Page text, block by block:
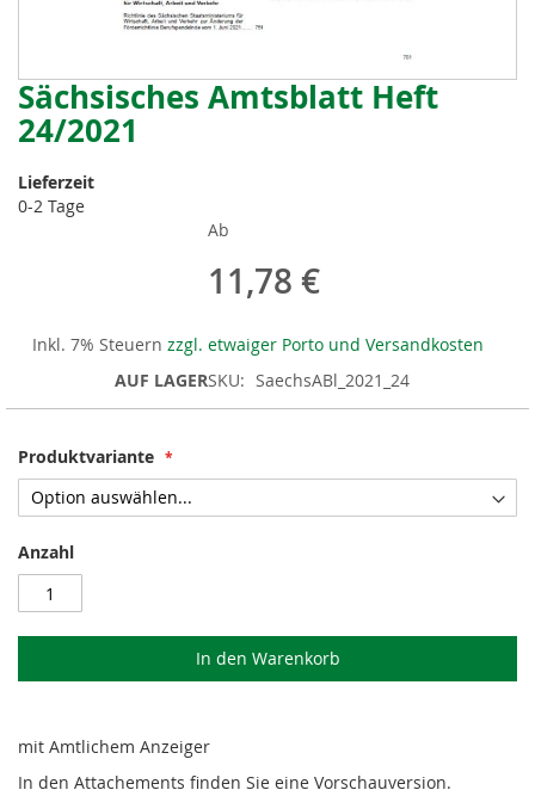
Sächsisches Amtsblatt Heft
24/2021
Lieferzeit
0-2 Tage
Ab
11,78 €
Inkl. 7% Steuern zzgl. etwaiger Porto und Versandkosten
AUF LAGERSKU SaechsABl_2021_24
Produktvariante
Anzahl
In den Warenkorb
mit Amtlichem Anzeiger
In den Attachements finden Sie eine Vorschauversion.
Zum
Anfang
der
springen